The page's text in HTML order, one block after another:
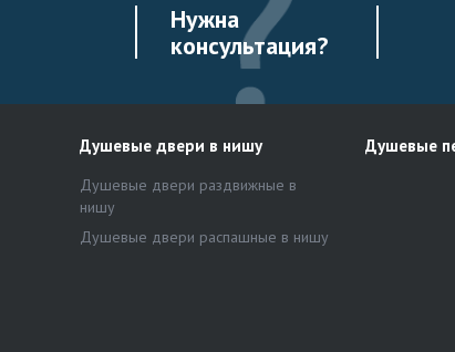
Нужна
консультация?
Душевые двери в нишу
Душевые двери раздвижные в
нишу
Душевые двери распашные в нишу
Душевые